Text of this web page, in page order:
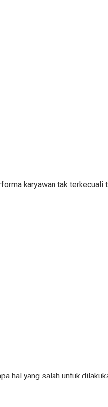
karyawan tak
hal yang salah untuk